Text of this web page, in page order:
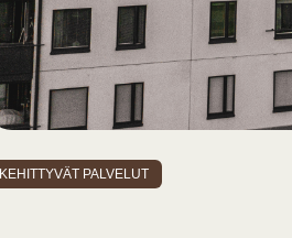
KEHITTYVÄT PALVELUT